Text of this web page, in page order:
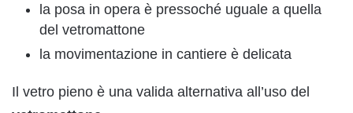
la posa in opera è pressoché uguale a quella
del vetromattone
la movimentazione in cantiere è delicata
Il vetro pieno è una valida alternativa all’uso del